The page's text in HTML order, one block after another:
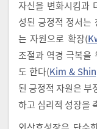
자신을 변화시킴과
성된 긍정적 정서는
는 자원으로 확장(
조절과 역경 극복을
도 한다(Kim &
된 긍정적 자원은 부
하고 심리적 성장을